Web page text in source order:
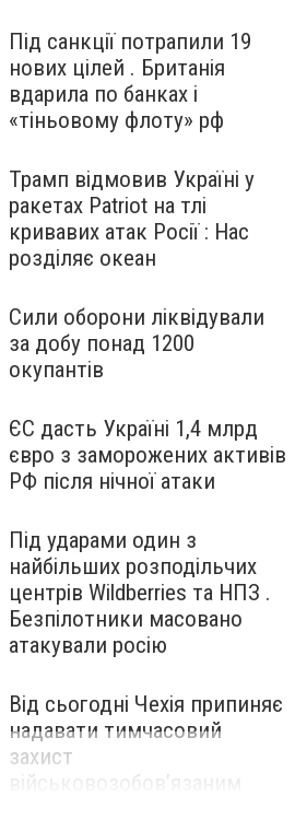
Під санкції потрапили 19
нових цілей . Британія
вдарила по банках і
«тіньовому флоту» рф
Трамп відмовив Україні у
ракетах Patriot на тлі
кривавих атак Росії : Нас
розділяє океан
Сили оборони ліквідували
за добу понад 1200
окупантів
ЄС дасть Україні 1,4 млрд
євро з заморожених активів
РФ після нічної атаки
Під ударами один з
найбільших розподільчих
центрів Wildberries та НПЗ .
Безпілотники масовано
атакували росію
Від сьогодні Чехія припиняє
надавати тимчасовий
захист
військовозобов’язаним